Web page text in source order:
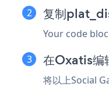
复制
Your code
在Oxatis编
将以上Social